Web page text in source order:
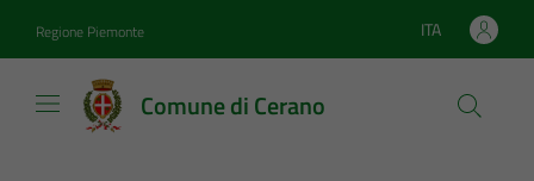
Regione Piemonte Lingua attiva:
ITA
Comune di Cerano